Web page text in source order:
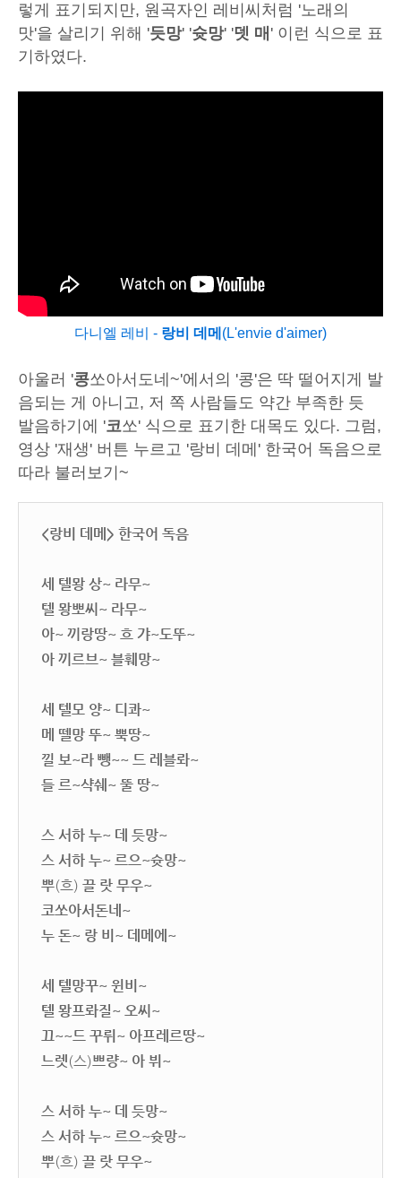
렇게 표기되지만, 원곡자인 레비씨처럼 '노래의
맛'을 살리기 위해 '듯망' '슛망' '뎃 매 ' 이런 식으로 표
기하였다.
다니엘 레비 - 랑비 데메 (L'envie d'aimer)
아울러 '콩쏘아서도네~'에서의 '콩'은 딱 떨어지게 발
음되는 게 아니고, 저 쪽 사람들도 약간 부족한 듯
발음하기에 '코쏘' 식으로 표기한 대목도 있다. 그럼,
영상 '재생' 버튼 누르고 '랑비 데메' 한국어 독음으로
따라 불러보기~
<랑비 데메> 한국어 독음
세 텔뫙 상~ 라무~
텔 뫙뽀씨~ 라무~
아~ 끼랑땅~ 흐 갸~도뚜~
아 끼르브~ 블훼망~
세 텔모 양~ 디콰~
메 뗄망 뚜~ 뿍땅~
낄 보~라 뺑~~ 드 레블롸~
들 르~샥쉐~ 뚤 땅~
스 서하 누~ 데 듯망~
스 서하 누~ 르으~슛망~
뿌(흐) 끌 랏 무우~
코쏘아서돈네~
누 돈~ 랑 비~ 데메에~
세 텔망꾸~ 윈비~
텔 뫙프롸질~ 오씨~
끄~~드 꾸뤼~ 아프레르땅~
느렛(스)쁘량~ 아 뷔~
스 서하 누~ 데 듯망~
스 서하 누~ 르으~슛망~
뿌(흐) 끌 랏 무우~